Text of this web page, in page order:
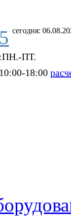
сегодня:
:ПН.-ПТ.
10:00-18:00